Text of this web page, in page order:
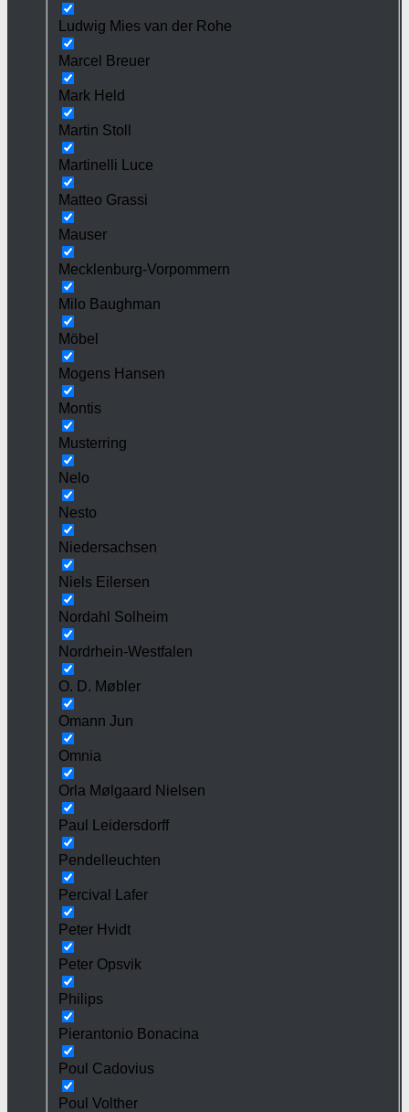
Ludwig Mies van der Rohe
Marcel Breuer
Mark Held
Martin Stoll
Martinelli Luce
Matteo Grassi
Mauser
Mecklenburg-Vorpommern
Milo Baughman
Möbel
Mogens Hansen
Montis
Musterring
Nelo
Nesto
Niedersachsen
Niels Eilersen
Nordahl Solheim
Nordrhein-Westfalen
O. D. Møbler
Omann Jun
Omnia
Orla Mølgaard Nielsen
Paul Leidersdorff
Pendelleuchten
Percival Lafer
Peter Hvidt
Peter Opsvik
Philips
Pierantonio Bonacina
Poul Cadovius
Poul Volther